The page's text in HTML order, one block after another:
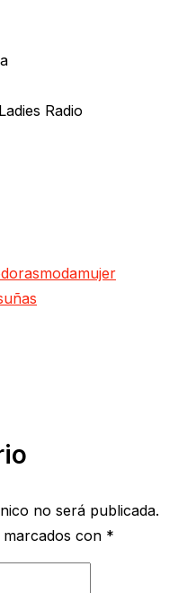
Radio
modamujer
uñas
no será publicada.
con *